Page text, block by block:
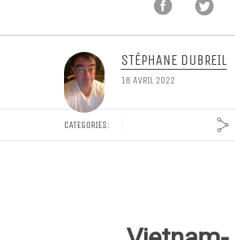
STÉPHANE DUBREIL
18 AVRIL 2022
CATEGORIES: